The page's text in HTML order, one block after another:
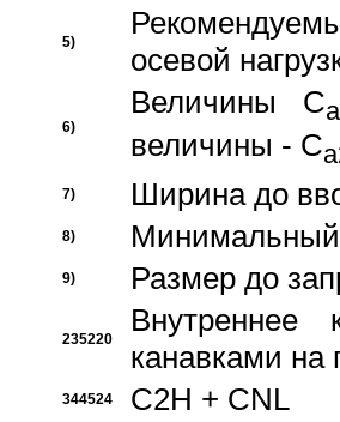
5)
осевой
6)
Величины C
величины - C
7) Ширина до
8) Минимальный
9) Размер до
235220
канавками на
344524 C2H + CNL